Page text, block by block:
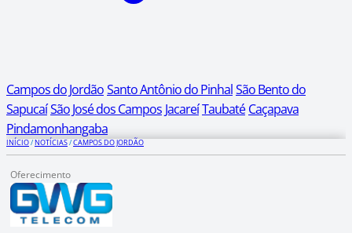
Campos do JordãoSanto Antônio do PinhalSão Bento do
SapucaíSão José dos Campos JacareíTaubaté Caçapava
Pindamonhangaba
INÍCIO/NOTÍCIAS/CAMPOS DO JORDÃO
Oferecimento